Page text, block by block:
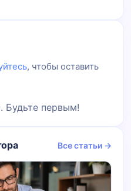
, чтобы оставить
Будьте первым!
Все статьи →